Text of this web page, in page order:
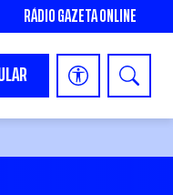
RÁDIO GAZETA ONLINE